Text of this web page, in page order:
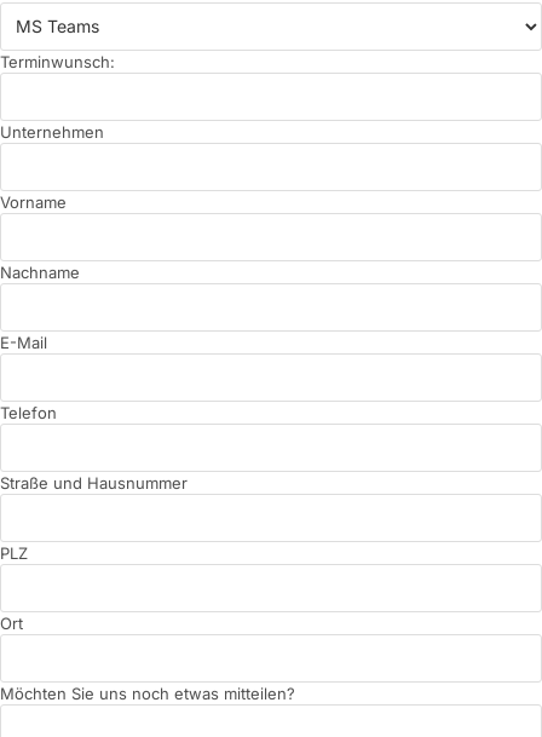
Terminwunsch:
Unternehmen
Vorname
Nachname
E-Mail
Telefon
Straße und Hausnummer
PLZ
Ort
Möchten Sie uns noch etwas mitteilen?